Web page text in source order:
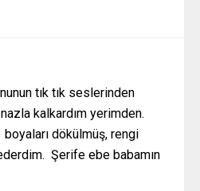
tık tık seslerinden
kalkardım yerimden.
boyaları dökülmüş, rengi
Şerife ebe babamın